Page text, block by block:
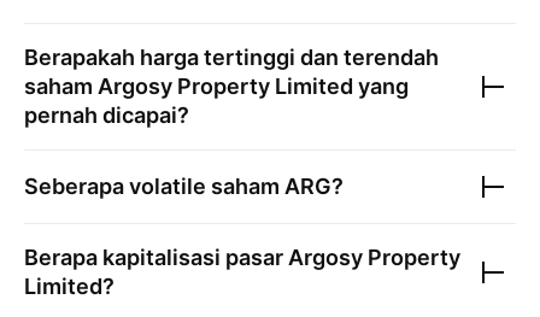
Berapakah harga tertinggi dan terendah
saham Argosy Property Limited yang
pernah dicapai?
Seberapa volatile saham ARG?
Berapa kapitalisasi pasar Argosy Property
Limited?